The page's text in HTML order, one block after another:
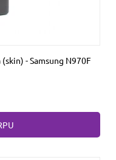
- Samsung N970F